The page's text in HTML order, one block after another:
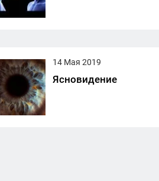
14 Мая 2019
Ясновидение